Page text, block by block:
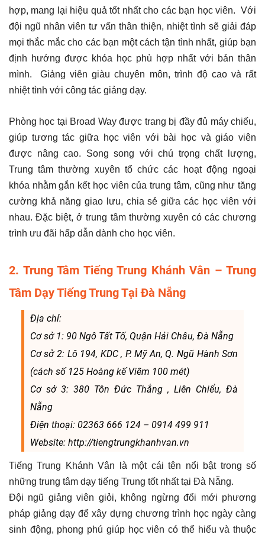
hợp, mang lại hiệu quả tốt nhất cho các bạn học viên. Với
đội ngũ nhân viên tư vấn thân thiện, nhiệt tình sẽ giải đáp
mọi thắc mắc cho các bạn một cách tận tình nhất, giúp bạn
định hướng được khóa học phù hợp nhất với bản thân
mình. Giảng viên giàu chuyên môn, trình độ cao và rất
nhiệt tình với công tác giảng dạy.
Phòng học tại Broad Way được trang bị đầy đủ máy chiếu,
giúp tương tác giữa học viên với bài học và giáo viên
được nâng cao. Song song với chú trọng chất lượng,
Trung tâm thường xuyên tổ chức các hoạt động ngoại
khóa nhằm gắn kết học viên của trung tâm, cũng như tăng
cường khả năng giao lưu, chia sẻ giữa các học viên với
nhau. Đặc biệt, ở trung tâm thường xuyên có các chương
trình ưu đãi hấp dẫn dành cho học viên.
2. Trung Tâm Tiếng Trung Khánh Vân – Trung
Tâm Dạy Tiếng Trung Tại Đà Nẵng
Địa chỉ:
Cơ sở 1: 90 Ngô Tất Tố, Quận Hải Châu, Đà Nẵng
Cơ sở 2: Lô 194, KDC , P. Mỹ An, Q. Ngũ Hành Sơn
(cách số 125 Hoàng kế Viêm 100 mét)
Cơ sở 3: 380 Tôn Đức Thắng , Liên Chiểu, Đà
Nẵng
Điện thoại: 02363 666 124 – 0914 499 911
Website: http://tiengtrungkhanhvan.vn
Tiếng Trung Khánh Vân là một cái tên nổi bật trong số
những trung tâm dạy tiếng Trung tốt nhất tại Đà Nẵng.
Đội ngũ giảng viên giỏi, không ngừng đổi mới phương
pháp giảng dạy để xây dựng chương trình học ngày càng
sinh động, phong phú giúp học viên có thể hiểu và thuộc